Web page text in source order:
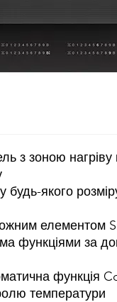
з зоною нагріву
будь-якого
елементом
функціями за
функція
температури